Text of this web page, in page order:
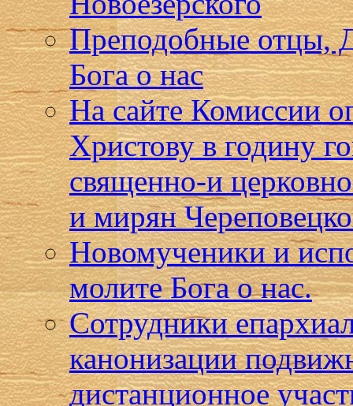
Преподобные отцы,
Бога о нас
На сайте Комиссии
Христову в годину
священно-и
и мирян
Новомученики и
молите Бога о нас.
Сотрудники
канонизации
дистанционное